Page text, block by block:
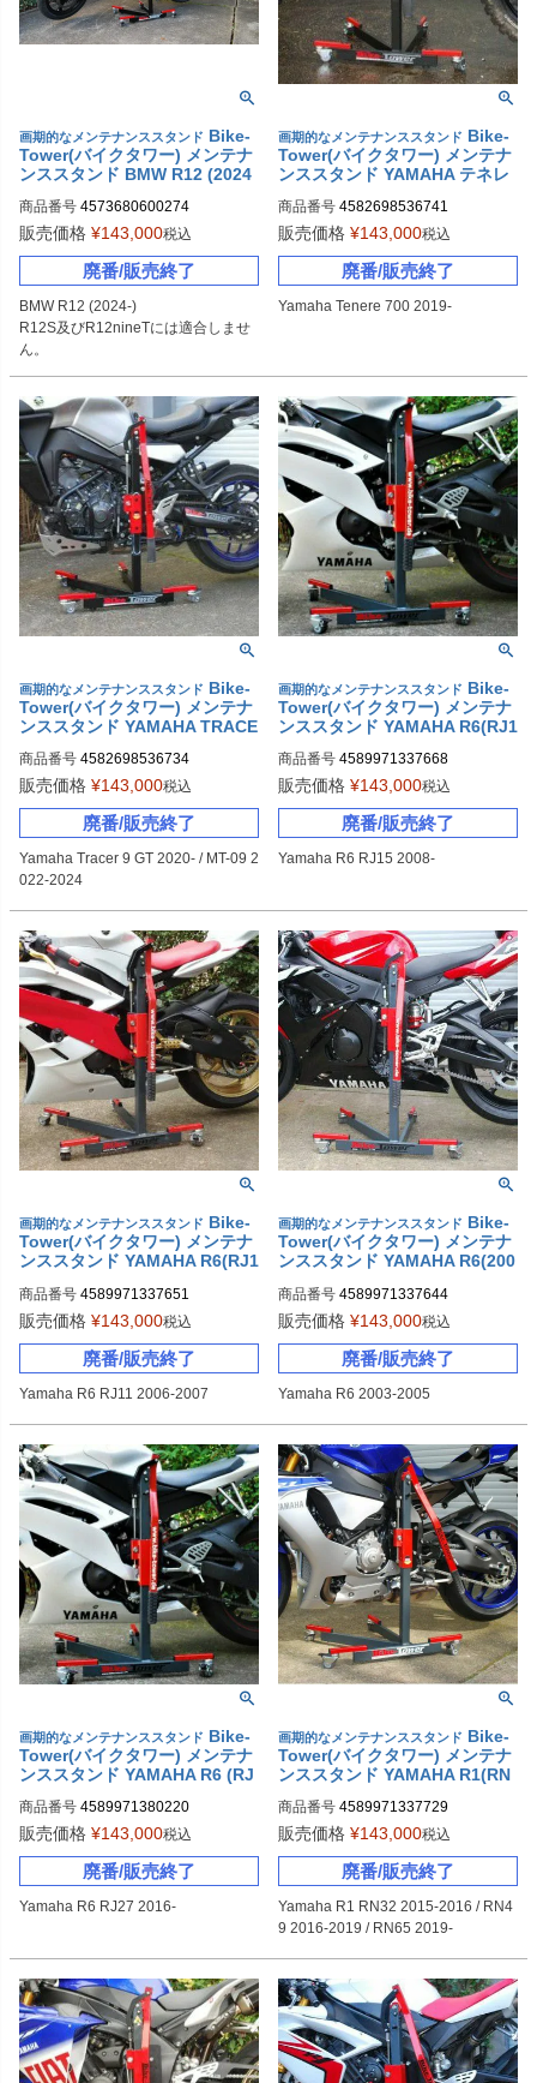
画期的なメンテナンススタンド Bike-
Tower(バイクタワー) メンテナ
ンススタンド BMW R12 (2024
商品番号 4573680600274
販売価格 ¥143,000税込
廃番/販売終了
BMW R12 (2024-)
R12S及びR12nineTには適合しませ
ん。
画期的なメンテナンススタンド Bike-
Tower(バイクタワー) メンテナ
ンススタンド YAMAHA テネレ
商品番号 4582698536741
販売価格 ¥143,000税込
廃番/販売終了
Yamaha Tenere 700 2019-
画期的なメンテナンススタンド Bike-
Tower(バイクタワー) メンテナ
ンススタンド YAMAHA TRACE
商品番号 4582698536734
販売価格 ¥143,000税込
廃番/販売終了
Yamaha Tracer 9 GT 2020- / MT-09 2
022-2024
画期的なメンテナンススタンド Bike-
Tower(バイクタワー) メンテナ
ンススタンド YAMAHA R6(RJ1
商品番号 4589971337668
販売価格 ¥143,000税込
廃番/販売終了
Yamaha R6 RJ15 2008-
画期的なメンテナンススタンド Bike-
Tower(バイクタワー) メンテナ
ンススタンド YAMAHA R6(RJ1
商品番号 4589971337651
販売価格 ¥143,000税込
廃番/販売終了
Yamaha R6 RJ11 2006-2007
画期的なメンテナンススタンド Bike-
Tower(バイクタワー) メンテナ
ンススタンド YAMAHA R6(200
商品番号 4589971337644
販売価格 ¥143,000税込
廃番/販売終了
Yamaha R6 2003-2005
画期的なメンテナンススタンド Bike-
Tower(バイクタワー) メンテナ
ンススタンド YAMAHA R6 (RJ
商品番号 4589971380220
販売価格 ¥143,000税込
廃番/販売終了
Yamaha R6 RJ27 2016-
画期的なメンテナンススタンド Bike-
Tower(バイクタワー) メンテナ
ンススタンド YAMAHA R1(RN
商品番号 4589971337729
販売価格 ¥143,000税込
廃番/販売終了
Yamaha R1 RN32 2015-2016 / RN4
9 2016-2019 / RN65 2019-